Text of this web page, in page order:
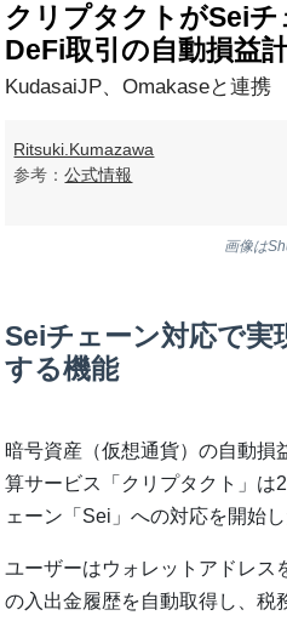
クリプタクトがSeiチ
DeFi取引の自動損益
KudasaiJP、Omakaseと連携
Ritsuki.Kumazawa
参考：公式情報
画像は
Seiチェーン対応で実
する機能
暗号資産（仮想通貨）の自動損
算サービス「クリプタクト」は
ェーン「Sei」への対応を開始
ユーザーはウォレットアドレス
の入出金履歴を自動取得し、税